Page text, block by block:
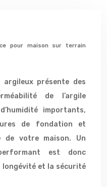
pour maison sur terrain
présente des
de l’argile
importants,
de fondation et
de votre maison. Un
est donc
et la sécurité